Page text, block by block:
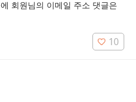
회원님의 이메일 주소 댓글은
10